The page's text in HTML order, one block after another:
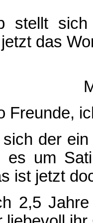
stellt
das
Freunde,
der
um
ist jetzt
2,5